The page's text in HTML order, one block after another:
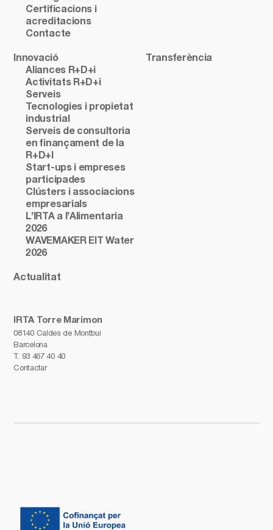
IRTA Torre Marimon
08140 Caldes de Montbui
Barcelona
T. 93 467 40 40
Contactar
Certificacions i
acreditacions
Contacte
Innovació
Aliances R+D+i
Activitats R+D+i
Serveis
Tecnologies i propietat
industrial
Serveis de consultoria
en finançament de la
R+D+I
Start-ups i empreses
participades
Clústers i associacions
empresarials
L’IRTA a l’Alimentaria
2026
WAVEMAKER EIT Water
2026
Transferència
Actualitat